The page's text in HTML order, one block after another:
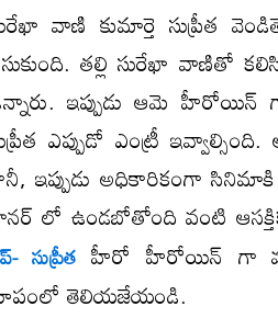
వాణి కుమార్తె సుప్రీత
తల్లి సురేఖా వాణితో
ఇప్పుడు ఆమె
ఎప్పుడో ఎంట్రీ
ఇప్పుడు అధికారికంగా
లో ఉండబోతోంది వంటి
సుప్రీతహీరో హీరోయిన్ గా
తెలియజేయండి.